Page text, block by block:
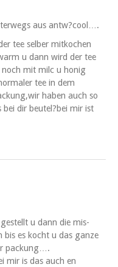
aus antw?cool….
tee sel­ber mitkochen
u dann wird der tee
mit milc u honig
tee in dem
haben auch so
dir beutel?bei mir ist
gestellt u dann die mis­
bis es kocht u das ganze
packung….
mir is das auch en